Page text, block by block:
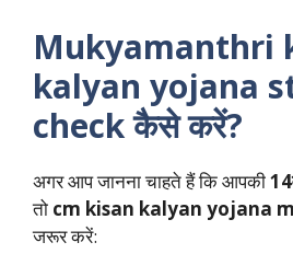
Mukyamanthri
kalyan yojana
check कैसे करें?
अगर आप जानना चाहते हैं कि आपकी
तो cm kisan kalyan yojana
जरूर करें: